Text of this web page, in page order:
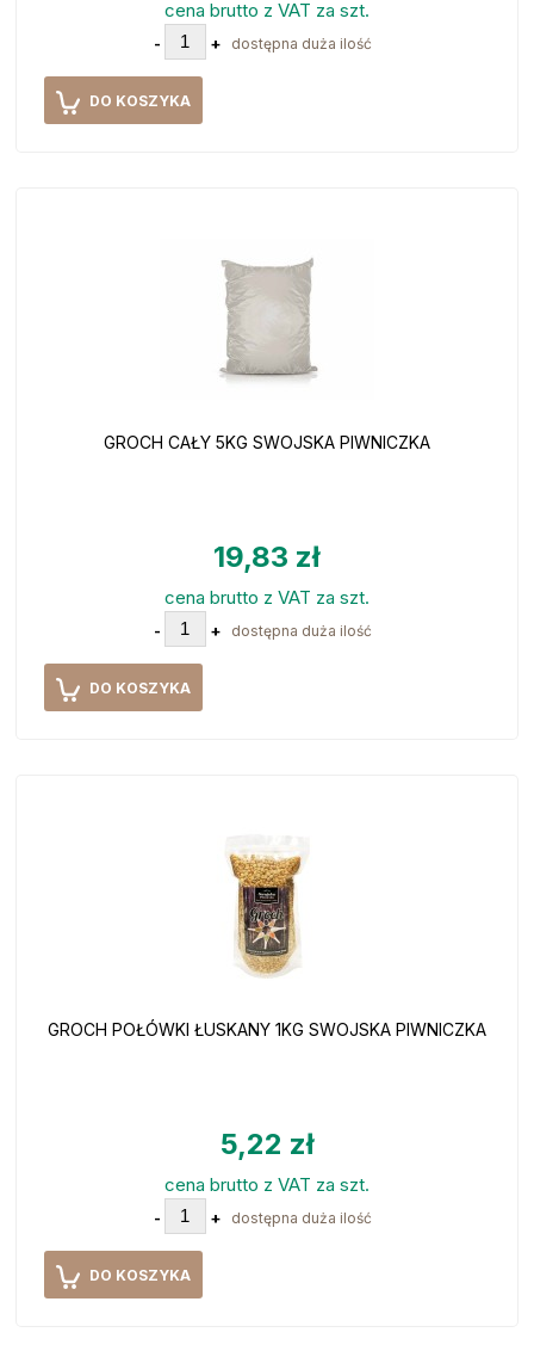
cena brutto z VAT za szt.
- + dostępna duża ilość
DO KOSZYKA
GROCH CAŁY 5KG SWOJSKA PIWNICZKA
19,83 zł
cena brutto z VAT za szt.
- + dostępna duża ilość
DO KOSZYKA
GROCH POŁÓWKI ŁUSKANY 1KG SWOJSKA PIWNICZKA
5,22 zł
cena brutto z VAT za szt.
- + dostępna duża ilość
DO KOSZYKA